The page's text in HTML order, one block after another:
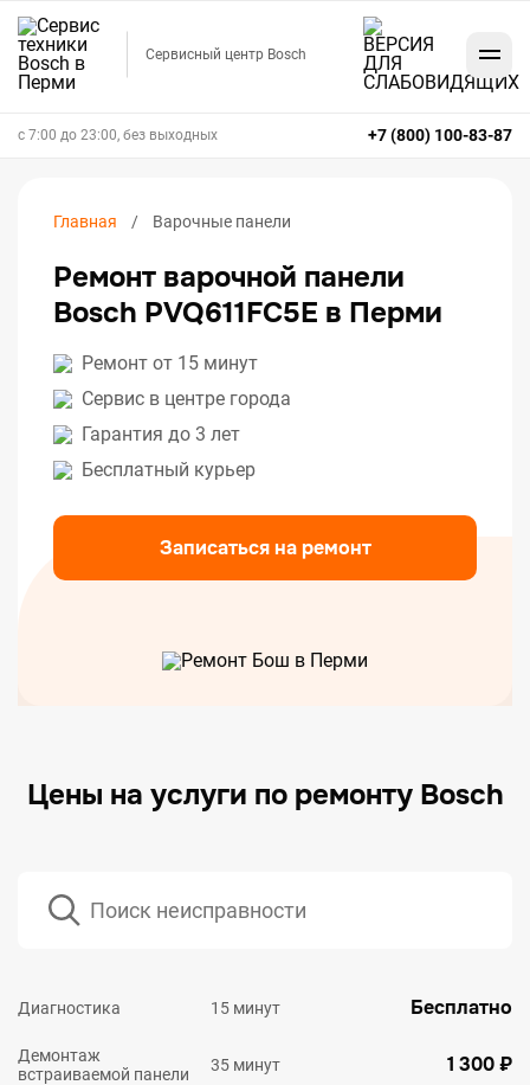
Сервисный центр Bosch
+7 (800) 100-83-87
с 7:00 до 23:00, без выходных
Главная Варочные панели
Ремонт варочной панели
Bosch PVQ611FC5E в Перми
Ремонт от 15 минут
Сервис в центре города
Гарантия до 3 лет
Бесплатный курьер
Записаться на ремонт
Цены на услуги по ремонту Bosch
Диагностика 15 минут Бесплатно
Демонтаж
встраиваемой панели
35 минут 1 300 ₽